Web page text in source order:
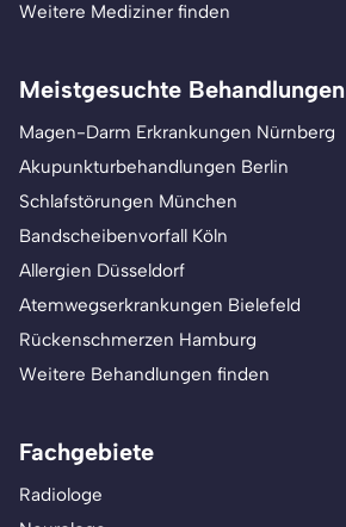
Weitere Mediziner finden
Meistgesuchte Behandlungen
Magen-Darm Erkrankungen Nürnberg
Akupunkturbehandlungen Berlin
Schlafstörungen München
Bandscheibenvorfall Köln
Allergien Düsseldorf
Atemwegserkrankungen Bielefeld
Rückenschmerzen Hamburg
Weitere Behandlungen finden
Fachgebiete
Radiologe